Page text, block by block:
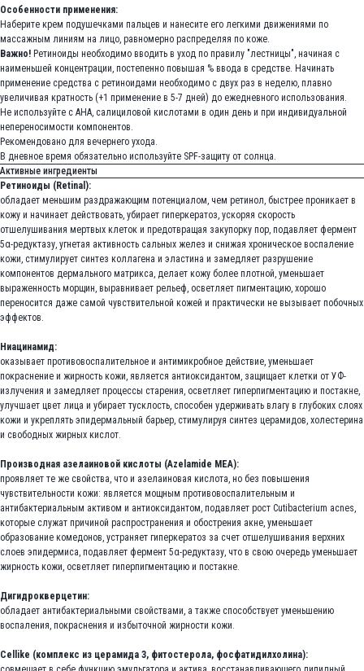
Особенности применения:
Наберите крем подушечками пальцев и нанесите его легкими движениями по
массажным линиям на лицо, равномерно распределяя по коже.
Важно! Ретиноиды необходимо вводить в уход по правилу "лестницы", начиная с
наименьшей концентрации, постепенно повышая % ввода в средстве. Начинать
применение средства с ретиноидами необходимо с двух раз в неделю, плавно
увеличивая кратность (+1 применение в 5-7 дней) до ежедневного использования.
Не используйте с АНА, салициловой кислотами в один день и при индивидуальной
непереносимости компонентов.
Рекомендовано для вечернего ухода.
В дневное время обязательно используйте SPF-защиту от солнца.
Активные ингредиенты
Ретиноиды (Retinal):
обладает меньшим раздражающим потенциалом, чем ретинол, быстрее проникает в
кожу и начинает действовать, убирает гиперкератоз, ускоряя скорость
отшелушивания мертвых клеток и предотвращая закупорку пор, подавляет фермент
5α-редуктазу, угнетая активность сальных желез и снижая хроническое воспаление
кожи, стимулирует синтез коллагена и эластина и замедляет разрушение
компонентов дермального матрикса, делает кожу более плотной, уменьшает
выраженность морщин, выравнивает рельеф, осветляет пигментацию, хорошо
переносится даже самой чувствительной кожей и практически не вызывает побочных
эффектов.
Ниацинамид:
оказывает противовоспалительное и антимикробное действие, уменьшает
покраснение и жирность кожи, является антиоксидантом, защищает клетки от УФ-
излучения и замедляет процессы старения, осветляет гиперпигментацию и постакне,
улучшает цвет лица и убирает тусклость, способен удерживать влагу в глубоких слоях
кожи и укреплять эпидермальный барьер, стимулируя синтез церамидов, холестерина
и свободных жирных кислот.
Производная азелаиновой кислоты (Azelamide MEA):
проявляет те же свойства, что и азелаиновая кислота, но без повышения
чувствительности кожи: является мощным противовоспалительным и
антибактериальным активом и антиоксидантом, подавляет рост Cutibacterium acnes,
которые служат причиной распространения и обострения акне, уменьшает
образование комедонов, устраняет гиперкератоз за счет отшелушивания верхних
слоев эпидермиса, подавляет фермент 5α-редуктазу, что в свою очередь уменьшает
жирность кожи, осветляет гиперпигментацию и постакне.
Дигидрокверцетин:
обладает антибактериальными свойствами, а также способствует уменьшению
воспаления, покраснения и избыточной жирности кожи.
Cellike (комплекс из церамида 3, фитостерола, фосфатидилхолина):